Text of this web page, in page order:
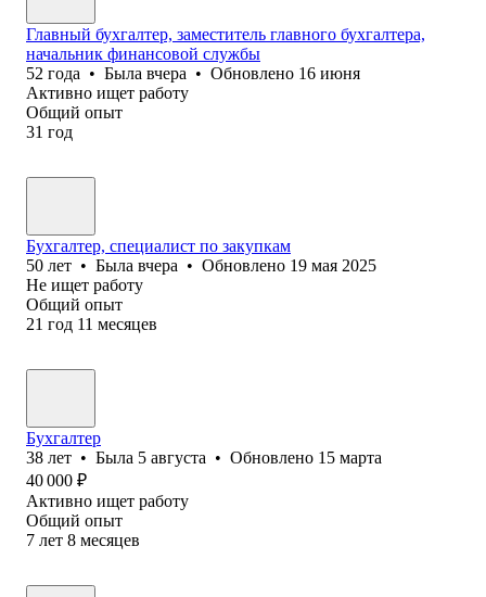
Главный бухгалтер, заместитель главного бухгалтера,
начальник финансовой службы
52 года • Была вчера • Обновлено 16 июня
Активно ищет работу
Общий опыт
31 год
Бухгалтер, специалист по закупкам
50 лет • Была вчера • Обновлено 19 мая 2025
Не ищет работу
Общий опыт
21 год 11 месяцев
Бухгалтер
38 лет • Была 5 августа • Обновлено 15 марта
40 000 ₽
Активно ищет работу
Общий опыт
7 лет 8 месяцев